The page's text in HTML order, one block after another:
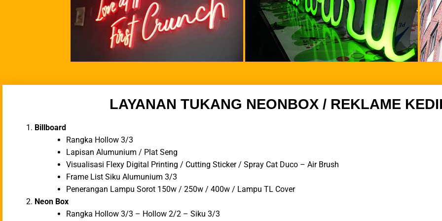
LAYANAN TUKANG NEONBOX / REKLAME
Billboard
Rangka Hollow 3/3
Lapisan Alumunium / Plat Seng
Visualisasi Flexy Digital Printing / Cutting Sticker / Spray Cat Duco – Air Brush
Frame List Siku Alumunium 3/3
Penerangan Lampu Sorot 150w / 250w / 400w / Lampu TL Cover
Neon Box
Rangka Hollow 3/3 – Hollow 2/2 – Siku 3/3